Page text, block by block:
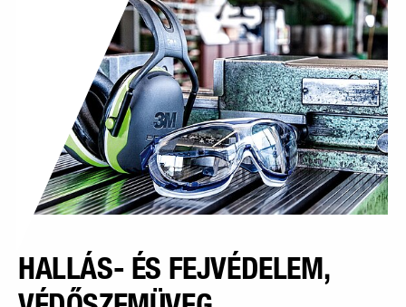
HALLÁS- ÉS FEJVÉDELEM,